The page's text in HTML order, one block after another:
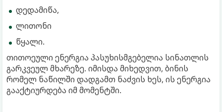
დედამიწა,
ლითონი
წყალი.
თითოეული ენერგია პასუხისმგებელია სინათლის
გარკვეულ მხარეზე. იმისდა მიხედვით, ბინის
რომელ ნაწილში დადგამთ ნაძვის ხეს, ის ენერგია
გააქტიურდება იმ მომენტში.